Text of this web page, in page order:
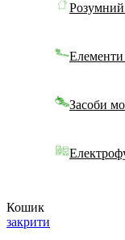
Розумний
Елементи
Засоби
Кошик
закрити